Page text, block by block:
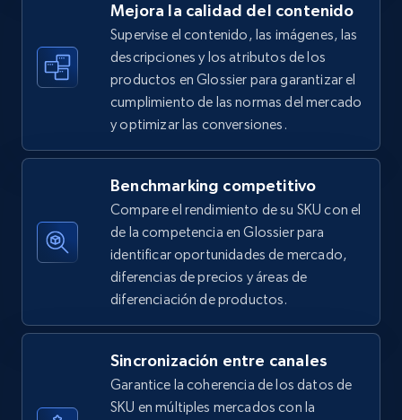
Seller id, URL, Seller name, Description, Detailed
info, Stars, Feedbacks, Return policy, and more.
2.5K+
URL, Product id, Title, Seller name, Seller rating,
Seller reviews, Breadcrumbs, Root category, and
more.
359+ Comenzar ahora
eBay - Gather data on products using
specified keywords
Mejora la calidad del contenido
Supervise el contenido, las imágenes, las
descripciones y los atributos de los
productos en Glossier para garantizar el
cumplimiento de las normas del mercado
y optimizar las conversiones.
Benchmarking competitivo
Compare el rendimiento de su SKU con el
de la competencia en Glossier para
identificar oportunidades de mercado,
diferencias de precios y áreas de
diferenciación de productos.
Sincronización entre canales
Garantice la coherencia de los datos de
SKU en múltiples mercados con la